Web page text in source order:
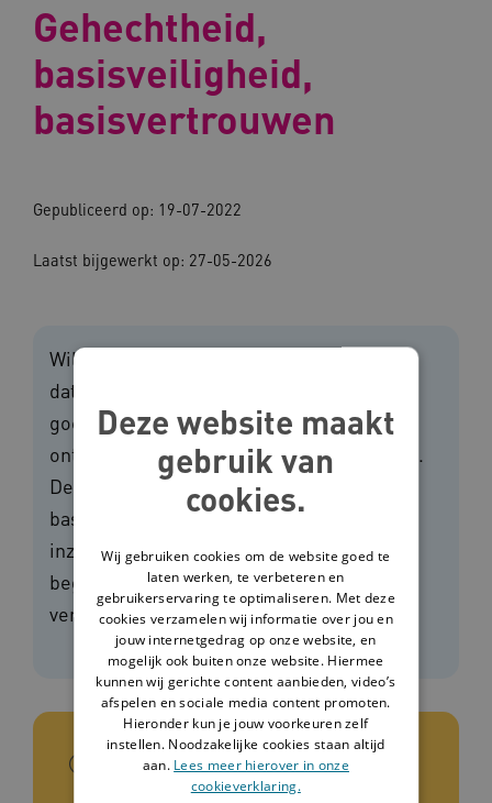
Gehechtheid,
basisveiligheid,
basisvertrouwen
Gepubliceerd op: 19-07-2022
Laatst bijgewerkt op: 27-05-2026
Wil je een cliënt aanspreken op het niveau
dat aansluit? Dan is het belangrijk om een
goed beeld te hebben van de emotionele
ontwikkeling en onderliggende behoeften.
Deze handreiking over gehechtheid,
basisveiligheid en basisvertrouwen geeft
inzicht en praktische handvatten voor de
begeleiding van mensen met een
verstandelijke beperking.
In het kort
Deze website maakt
gebruik van
cookies.
Wij gebruiken cookies om de website goed te
laten werken, te verbeteren en
gebruikerservaring te optimaliseren. Met deze
cookies verzamelen wij informatie over jou en
jouw internetgedrag op onze website, en
mogelijk ook buiten onze website. Hiermee
kunnen wij gerichte content aanbieden, video’s
afspelen en sociale media content promoten.
Hieronder kun je jouw voorkeuren zelf
instellen. Noodzakelijke cookies staan altijd
aan. Lees meer hierover in onze
cookieverklaring.